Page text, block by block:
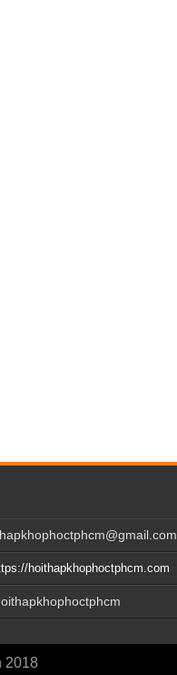
hoithapkhophoctphcm.com
2018